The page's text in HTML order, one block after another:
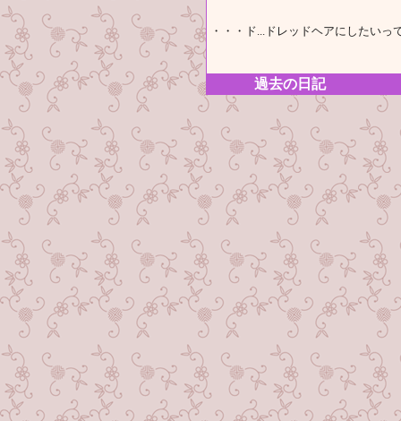
・・・ド...ドレッドヘアにしたいっ
過去の日記